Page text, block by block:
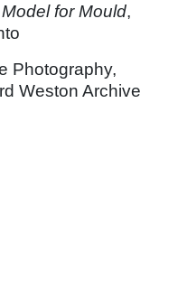
Model for Mould,
Photography,
Weston Archive